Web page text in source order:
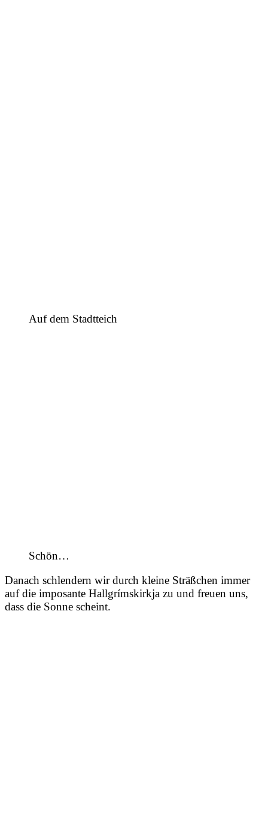
Auf dem Stadtteich
Schön…
Danach schlendern wir durch kleine Sträßchen immer
auf die imposante Hallgrímskirkja zu und freuen uns,
dass die Sonne scheint.